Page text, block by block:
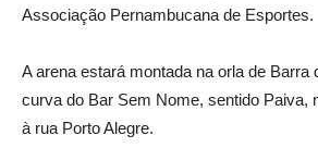
Associação Pernambucana de Esportes.
A arena estará montada na orla de Barra
curva do Bar Sem Nome, sentido Paiva,
à rua Porto Alegre.